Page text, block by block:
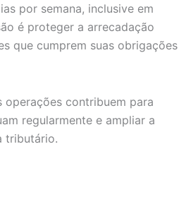
por semana, inclusive em
é proteger a arrecadação
que cumprem suas obrigações
operações contribuem para
regularmente e ampliar a
tributário.